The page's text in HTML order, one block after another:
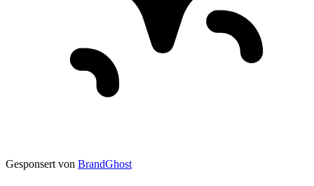
Gesponsert von BrandGhost